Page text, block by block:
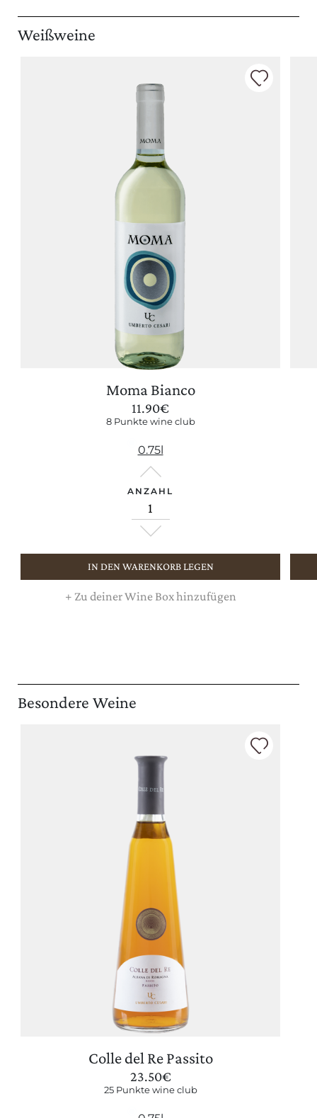
Weißweine
Moma Bianco
11.90€
8 Punkte wine club
0.75l
ANZAHL
IN DEN WARENKORB LEGEN
+ Zu deiner Wine Box hinzufügen
Besondere Weine
Colle del Re Passito
23.50€
25 Punkte wine club